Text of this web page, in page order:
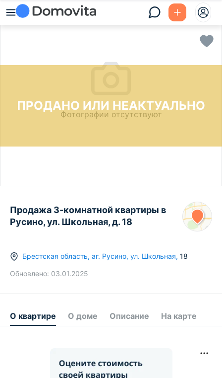
ПРОДАНО ИЛИ НЕАКТУАЛЬНО
Фотографии отсутствуют
Продажа 3-комнатной квартиры в
Русино, ул. Школьная, д. 18
Брестская область, аг. Русино, ул. Школьная, 18
Обновлено: 03.01.2025
О квартире О доме Описание На карте